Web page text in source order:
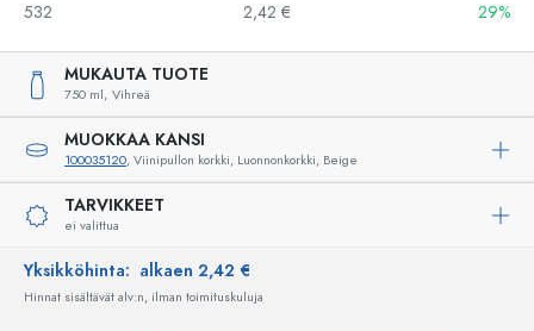
532
2,42 € 29%
MUKAUTA TUOTE
750 ml, Vihreä
MUOKKAA KANSI
100035120, Viinipullon korkki, Luonnonkorkki, Beige
TARVIKKEET
ei valittua
Yksikköhinta: alkaen 2,42 €
Hinnat sisältävät alv:n, ilman toimituskuluja